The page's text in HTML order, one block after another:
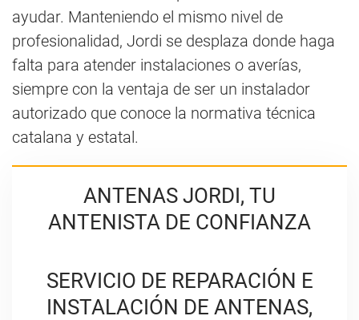
ayudar. Manteniendo el mismo nivel de
profesionalidad, Jordi se desplaza donde haga
falta para atender instalaciones o averías,
siempre con la ventaja de ser un instalador
autorizado que conoce la normativa técnica
catalana y estatal.
ANTENAS JORDI, TU
ANTENISTA DE CONFIANZA
SERVICIO DE REPARACIÓN E
INSTALACIÓN DE ANTENAS,